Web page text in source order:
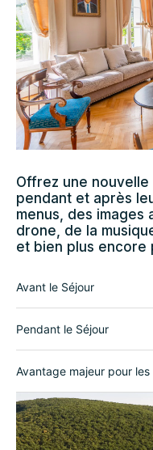
Offrez une
pendant et après
menus, des images
drone, de la
et bien plus encore
Avant le Séjour
Pendant le Séjour
Avantage majeur pour les